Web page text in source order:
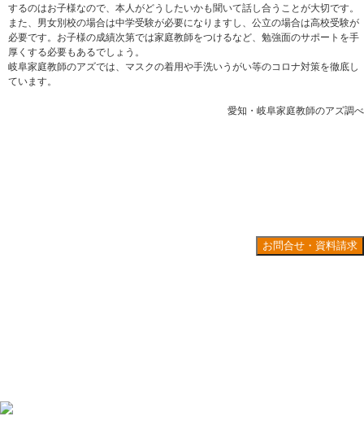
するのはお子様なので、本人がどうしたいかも聞いて話し合うことが大切です。
また、男女別校の場合は中学受験が必要になりますし、公立の場合は高校受験が
必要です。お子様の成績次第では家庭教師をつけるなど、勉強面のサポートを手
厚くする必要もあるでしょう。
岐阜家庭教師のアズでは、マスクの着用や手洗いうがい等のコロナ対策を徹底し
ています。
愛知・岐阜家庭教師のアズ調べ
お問合せ・資料請求